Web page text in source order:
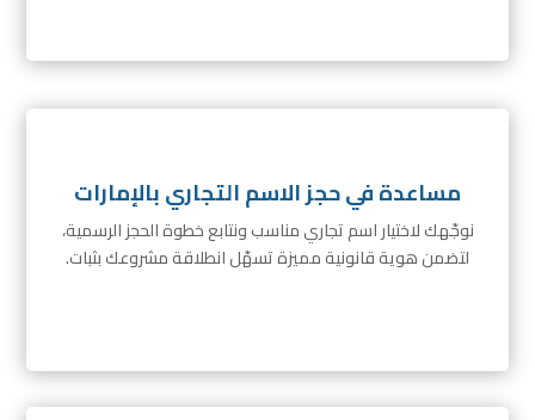
مساعدة في حجز الاسم التجاري بالإمارات
نوجّهك لاختيار اسم تجاري مناسب ونتابع خطوة الحجز الرسمية،
لتضمن هوية قانونية مميزة تسهّل انطلاقة مشروعك بثبات.